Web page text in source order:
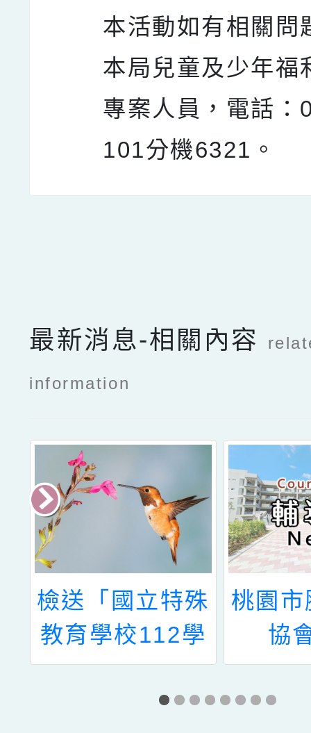
本活動如有相關問
本局兒童及少年福
專案人員，電話：
101分機6321。
最新消息-相關內容
information
檢送「國立特殊
教育學校112學
年度國民教育暨
學前教育階段特
桃園
協
「
使親